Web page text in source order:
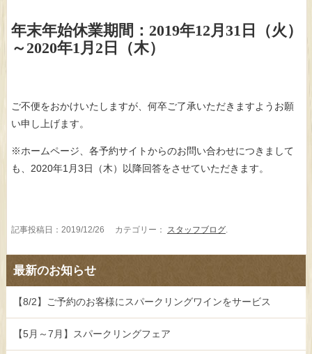
年末年始休業期間：2019年12月31日（火）
～2020年1月2日（木）
ご不便をおかけいたしますが、何卒ご了承いただきますようお願
い申し上げます。
※ホームページ、各予約サイトからのお問い合わせにつきまして
も、2020年1月3日（木）以降回答をさせていただきます。
記事投稿日：2019/12/26 カテゴリー： スタッフブログ.
最新のお知らせ
【8/2】ご予約のお客様にスパークリングワインをサービス
【5月～7月】スパークリングフェア